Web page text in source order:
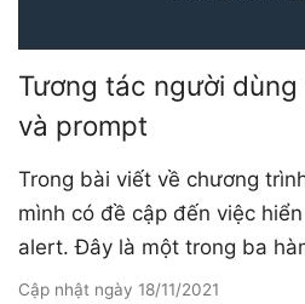
Tương tác người
và prompt
Trong bài viết về chương
mình có đề cập đến việc
alert. Đây là một trong ba
Cập nhật ngày 18/11/2021